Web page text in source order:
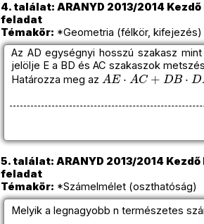
4. találat: ARANYD 2013/2014
feladat
Témakör: *Geometria (félkör, kifejezés)
Az AD egységnyi hosszú szakasz
jelölje E a BD és AC szakaszok
Határozza meg az
AE⋅AC+DB⋅DE
5. találat: ARANYD 2013/2014
feladat
Témakör: *Számelmélet (oszthatóság)
Melyik a legnagyobb n természetes